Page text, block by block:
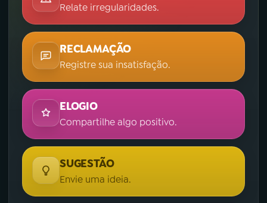
Relate irregularidades.
RECLAMAÇÃO
Registre sua insatisfação.
ELOGIO
Compartilhe algo positivo.
SUGESTÃO
Envie uma ideia.